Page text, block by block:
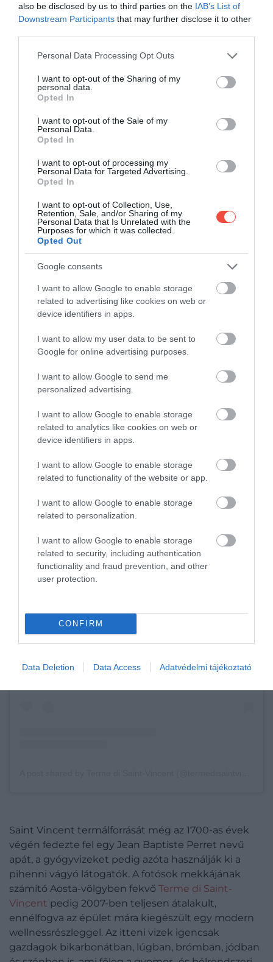
also be disclosed by us to third parties on the IAB’s List of
Downstream Participants that may further disclose it to other
Please note that this website/app uses one or more Google
not limited to your visit or usage behaviour. You may click to
grant or deny consent to Google and its third-party tags to
use your data for below specified purposes in below Google
consent section.
Personal Data Processing Opt Outs
I want to opt-out of the Sharing of my
personal data.
Opted In
I want to opt-out of the Sale of my
Personal Data.
Opted In
I want to opt-out of processing my
Personal Data for Targeted Advertising.
Opted In
I want to opt-out of Collection, Use,
Retention, Sale, and/or Sharing of my
Personal Data that Is Unrelated with the
Purposes for which it was collected.
Opted Out
Google consents
I want to allow Google to enable storage
related to advertising like cookies on web or
device identifiers in apps.
I want to allow my user data to be sent to
Google for online advertising purposes.
I want to allow Google to send me
personalized advertising.
I want to allow Google to enable storage
related to analytics like cookies on web or
device identifiers in apps.
I want to allow Google to enable storage
related to functionality of the website or app.
I want to allow Google to enable storage
related to personalization.
I want to allow Google to enable storage
related to security, including authentication
functionality and fraud prevention, and other
user protection.
CONFIRM
Data Deletion Data Access Adatvédelmi tájékoztató
A Gruppo di Tessa Natúrpark hegyvonulatainak
lábainál, a folyóparton találhatunk rá a Terme
Merano komplexumára, ami tökéletes egyensúlyt
teremt a dizájn és a természet között. Ideérkezve 15
beltéri és 10 kültéri medencében mártózhatunk
meg, de persze wellnessrészleg és különböző
pihenőterületek is helyet kaptak. A fürdő területén
egy fittnesszterem és egy bisztró is.
Ha már Dolomitok:Vadiúj, 170 kilométer
hosszú túraútvonalat adtak át az olasz
TERME DI SAINT-VINCENT
View this post on Instagram
Saint Vincent termálforrását még az 1700-as évek
végén fedezte fel egy Jean Baptiste Perret nevű
apát, a gyógyvizeket pedig azóta használják ki a
pihenni vágyó látogatók. A fotósok mekkájának
számító Aosta-völgyben fekvő Terme di Saint-
Vincent pedig 2007-ben teljesen átalakult,
ennélfogva az épület mára kiegészült egy modern
wellnessrészleggel. Az itteni vizek igencsak
gazdagok bikarbonátban, lúgban, brómban, jódban